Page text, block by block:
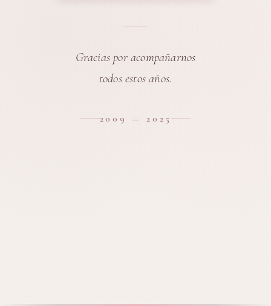
Gracias por acompañarnos
todos estos años.
2009 — 2025